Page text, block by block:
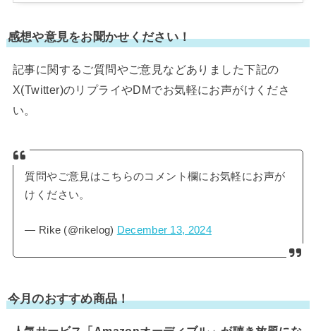
感想や意見をお聞かせください！
記事に関するご質問やご意見などありました下記の
X(Twitter)のリプライやDMでお気軽にお声がけくださ
い。
質問やご意見はこちらのコメント欄にお気軽にお声が
けください。
— Rike (@rikelog) December 13, 2024
今月のおすすめ商品！